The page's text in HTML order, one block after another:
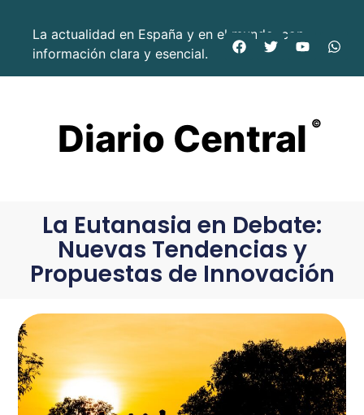
La actualidad en España y en el mundo, con
información clara y esencial.
Diario Central ©
La Eutanasia en Debate:
Nuevas Tendencias y
Propuestas de Innovación